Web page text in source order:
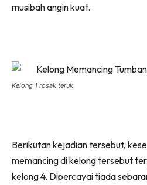
musibah angin kuat.
Kelong 1 rosak teruk
Berikutan kejadian tersebut,
memancing di kelong tersebut
kelong 4. Dipercayai tiada